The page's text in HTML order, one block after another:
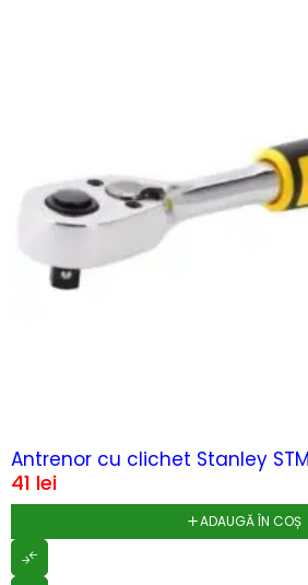
Antrenor cu clichet Stanley
41 lei
ADAUGĂ ÎN COȘ